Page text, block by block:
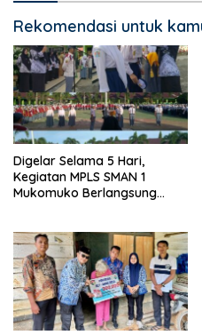
Rekomendasi untuk
Digelar Selama 5 Hari,
Kegiatan MPLS SMAN 1
Mukomuko Berlangsung